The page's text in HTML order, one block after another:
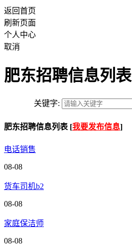
返回首页
刷新页面
个人中心
取消
肥东招聘信息列表
关键字:
肥东招聘信息列表 [我要发布信息]
电话销售
08-08
货车司机b2
08-08
家庭保洁师
08-08